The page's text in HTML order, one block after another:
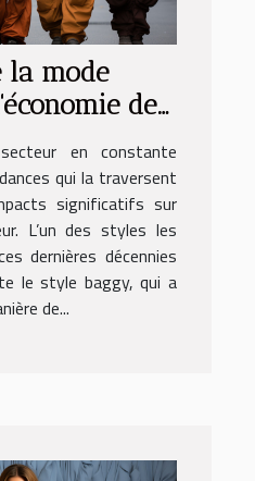
la mode
de
en constante
qui la traversent
significatifs sur
L’un des styles les
dernières décennies
le style baggy, qui a
de...